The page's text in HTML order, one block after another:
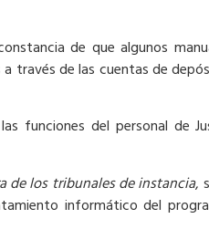
de que algunos
través de las cuentas de
funciones del personal de
de los tribunales de instancia,
informático del